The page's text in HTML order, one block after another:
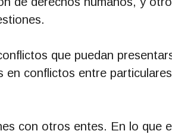
que puedan
en conflictos entre
con otros entes. En lo que